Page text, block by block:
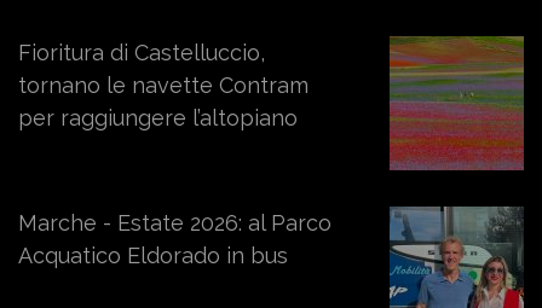
Fioritura di Castelluccio,
tornano le navette Contram
per raggiungere l’altopiano
Marche - Estate 2026: al Parco
Acquatico Eldorado in bus